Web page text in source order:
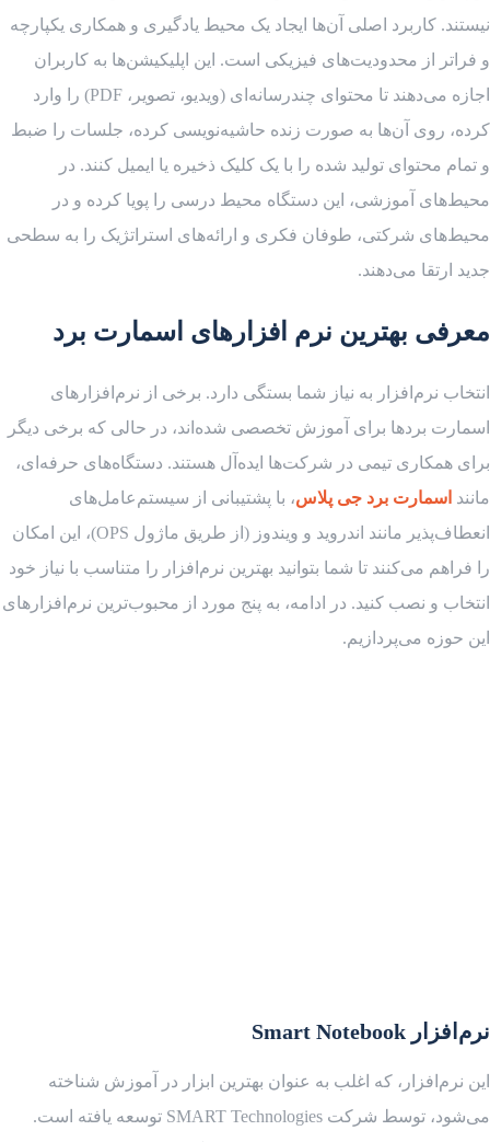
نیستند. کاربرد اصلی آن‌ها ایجاد یک محیط یادگیری و همکاری یکپارچه
و فراتر از محدودیت‌های فیزیکی است. این اپلیکیشن‌ها به کاربران
اجازه می‌دهند تا محتوای چندرسانه‌ای (ویدیو، تصویر، PDF) را وارد
کرده، روی آن‌ها به صورت زنده حاشیه‌نویسی کرده، جلسات را ضبط
و تمام محتوای تولید شده را با یک کلیک ذخیره یا ایمیل کنند. در
محیط‌های آموزشی، این دستگاه محیط درسی را پویا کرده و در
محیط‌های شرکتی، طوفان فکری و ارائه‌های استراتژیک را به سطحی
جدید ارتقا می‌دهند.
معرفی بهترین نرم افزارهای اسمارت برد
انتخاب نرم‌افزار به نیاز شما بستگی دارد. برخی از نرم‌افزارهای
اسمارت بردها برای آموزش تخصصی شده‌اند، در حالی که برخی دیگر
برای همکاری تیمی در شرکت‌ها ایده‌آل هستند. دستگاه‌های حرفه‌ای،
مانند اسمارت برد جی پلاس، با پشتیبانی از سیستم‌عامل‌های
انعطاف‌پذیر مانند اندروید و ویندوز (از طریق ماژول OPS)، این امکان
را فراهم می‌کنند تا شما بتوانید بهترین نرم‌افزار را متناسب با نیاز خود
انتخاب و نصب کنید. در ادامه، به پنج مورد از محبوب‌ترین نرم‌افزارهای
این حوزه می‌پردازیم.
نرم‌افزار Smart Notebook
این نرم‌افزار، که اغلب به عنوان بهترین ابزار در آموزش شناخته
می‌شود، توسط شرکت SMART Technologies توسعه یافته است.